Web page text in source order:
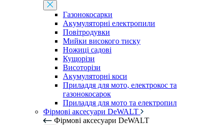
Газонокосарки
Акумуляторні електропили
Повітродувки
Мийки високого тиску
Ножиці садові
Кущорізи
Висоторізи
Акумуляторні коси
Приладдя для мото, електрокос та
газонокосарок
Приладдя для мото та електропил
Фірмові аксесуари DeWALT
Фірмові аксесуари DeWALT